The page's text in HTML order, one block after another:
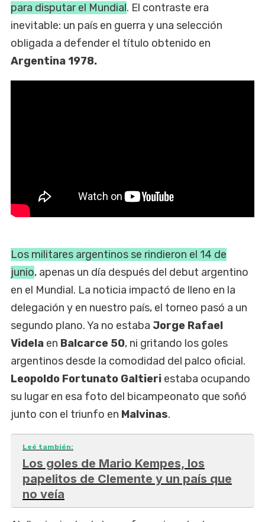
para disputar el Mundial. El contraste era
inevitable: un país en guerra y una selección
obligada a defender el título obtenido en
Argentina 1978.
Los militares argentinos se rindieron el 14 de
junio, apenas un día después del debut argentino
en el Mundial. La noticia impactó de lleno en la
delegación y en nuestro país, el torneo pasó a un
segundo plano. Ya no estaba Jorge Rafael
Videla en Balcarce 50, ni gritando los goles
argentinos desde la comodidad del palco oficial.
Leopoldo Fortunato Galtieri estaba ocupando
su lugar en esa foto del bicampeonato que soñó
junto con el triunfo en Malvinas.
Leé también:
Los goles de Mario Kempes, los
papelitos de Clemente y un país que
no veía